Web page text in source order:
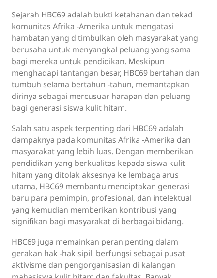
Sejarah HBC69 adalah bukti ketahanan dan tekad
komunitas Afrika -Amerika untuk mengatasi
hambatan yang ditimbulkan oleh masyarakat yang
berusaha untuk menyangkal peluang yang sama
bagi mereka untuk pendidikan. Meskipun
menghadapi tantangan besar, HBC69 bertahan dan
tumbuh selama bertahun -tahun, memantapkan
dirinya sebagai mercusuar harapan dan peluang
bagi generasi siswa kulit hitam.
Salah satu aspek terpenting dari HBC69 adalah
dampaknya pada komunitas Afrika -Amerika dan
masyarakat yang lebih luas. Dengan memberikan
pendidikan yang berkualitas kepada siswa kulit
hitam yang ditolak aksesnya ke lembaga arus
utama, HBC69 membantu menciptakan generasi
baru para pemimpin, profesional, dan intelektual
yang kemudian memberikan kontribusi yang
signifikan bagi masyarakat di berbagai bidang.
HBC69 juga memainkan peran penting dalam
gerakan hak -hak sipil, berfungsi sebagai pusat
aktivisme dan pengorganisasian di kalangan